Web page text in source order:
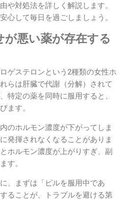
や対処法を詳しく解説します。
心して毎日を過ごしましょう。
が悪い薬が存在する
ゲステロンという2種類の女性ホ
らは肝臓で代謝（分解）されて
特定の薬を同時に服用すると、
ます。
のホルモン濃度が下がってしま
発揮されなくなることがありま
ホルモン濃度が上がりすぎ、副
す。
、まずは「ピルを服用中であ
ることが、トラブルを避ける第